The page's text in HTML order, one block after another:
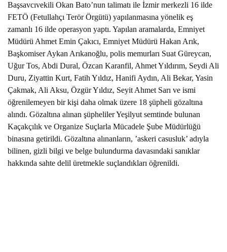
Başsavcıvekili Okan Bato’nun talimatı ile İzmir merkezli 16 ilde
FETÖ (Fetullahçı Terör Örgütü) yapılanmasına yönelik eş
zamanlı 16 ilde operasyon yaptı. Yapılan aramalarda, Emniyet
Müdürü Ahmet Emin Çakıcı, Emniyet Müdürü Hakan Arık,
Başkomiser Aykan Arıkanoğlu, polis memurları Suat Güreycan,
Uğur Tos, Abdi Dural, Özcan Karanfil, Ahmet Yıldırım, Seydi Ali
Duru, Ziyattin Kurt, Fatih Yıldız, Hanifi Aydın, Ali Bekar, Yasin
Çakmak, Ali Aksu, Özgür Yıldız, Seyit Ahmet Sarı ve ismi
öğrenilemeyen bir kişi daha olmak üzere 18 şüpheli gözaltına
alındı. Gözaltına alınan şüpheliler Yeşilyut semtinde bulunan
Kaçakçılık ve Organize Suçlarla Mücadele Şube Müdürlüğü
binasına getirildi. Gözaltına alınanların, ’askeri casusluk’ adıyla
bilinen, gizli bilgi ve belge bulundurma davasındaki sanıklar
hakkında sahte delil üretmekle suçlandıkları öğrenildi.